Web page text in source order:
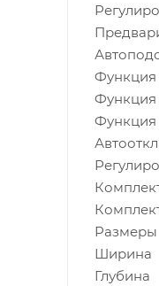
Функция
Функция
Функция
Размеры
Ширина
Глубина